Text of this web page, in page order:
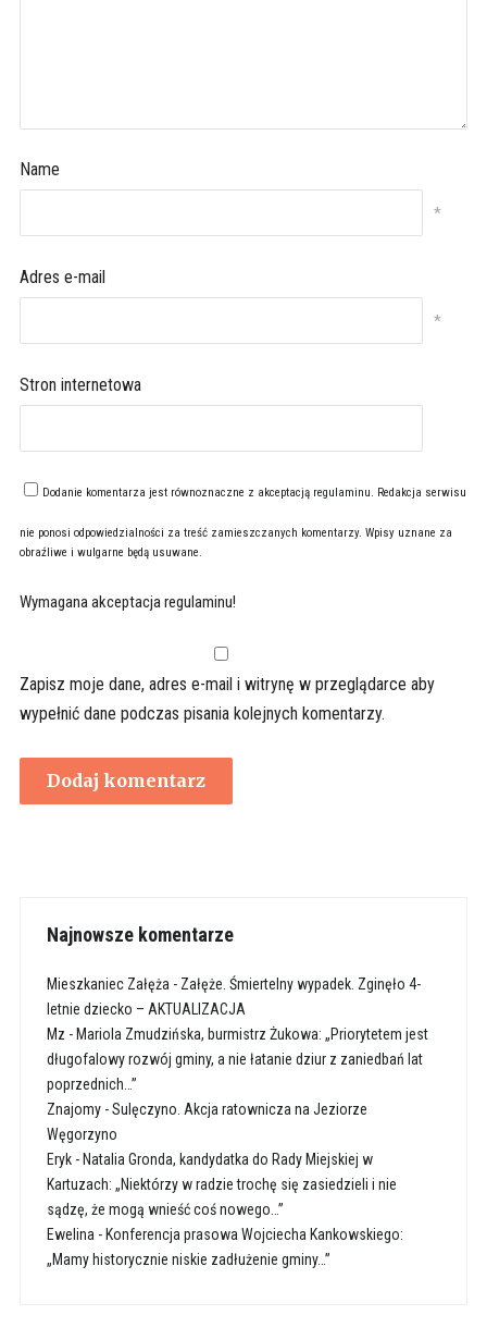
Name
*
Adres e-mail
*
Stron internetowa
Dodanie komentarza jest równoznaczne z akceptacją regulaminu. Redakcja serwisu
nie ponosi odpowiedzialności za treść zamieszczanych komentarzy. Wpisy uznane za
obraźliwe i wulgarne będą usuwane.
Wymagana akceptacja regulaminu!
Zapisz moje dane, adres e-mail i witrynę w przeglądarce aby
wypełnić dane podczas pisania kolejnych komentarzy.
Najnowsze komentarze
Mieszkaniec Załęża - Załęże. Śmiertelny wypadek. Zginęło 4-
letnie dziecko – AKTUALIZACJA
Mz - Mariola Zmudzińska, burmistrz Żukowa: „Priorytetem jest
długofalowy rozwój gminy, a nie łatanie dziur z zaniedbań lat
poprzednich…”
Znajomy-Sulęczyno. Akcja ratownicza na Jeziorze
Węgorzyno
Eryk- Natalia Gronda, kandydatka do Rady Miejskiej w
Kartuzach: „Niektórzy w radzie trochę się zasiedzieli i nie
sądzę, że mogą wnieść coś nowego…”
Ewelina - Konferencja prasowa Wojciecha Kankowskiego:
„Mamy historycznie niskie zadłużenie gminy…”